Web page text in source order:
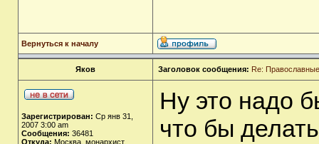
Вернуться к началу
Яков Заголовок сообщения: Re:
Зарегистрирован: Ср янв 31,
2007 3:00 am
Сообщения: 36481
Откуда: Москва, монархист,
Ну это надо
что бы